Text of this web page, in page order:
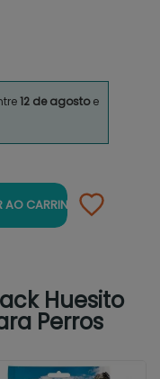
12 de agostoe
AO CARRINHO
Huesito
Perros